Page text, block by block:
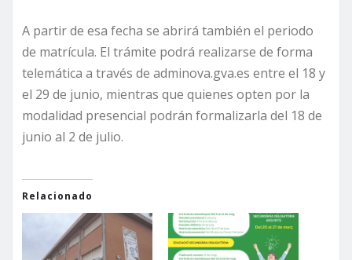
A partir de esa fecha se abrirá también el periodo
de matrícula. El trámite podrá realizarse de forma
telemática a través de adminova.gva.es entre el 18 y
el 29 de junio, mientras que quienes opten por la
modalidad presencial podrán formalizarla del 18 de
junio al 2 de julio.
Relacionado